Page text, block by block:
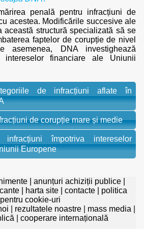
penală pentru infracțiuni de
acestea. Modificările succesive ale
această structură specializată să se
faptelor de corupție de nivel
DNA investighează
intereselor financiare ale Uniunii
de infracțiuni aflate în
de corupție mare și medie
împotriva intereselor
Europene
anunțuri achiziții publice
harta site contacte
politica
pentru cookie-uri
rezultatele noastre| mass media
cooperare internațională